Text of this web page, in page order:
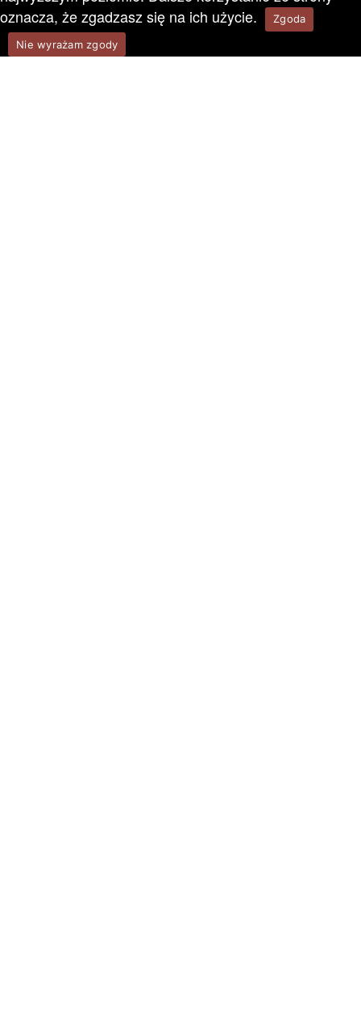
oznacza, że zgadzasz się na ich użycie.
Zgoda
Nie wyrażam zgody